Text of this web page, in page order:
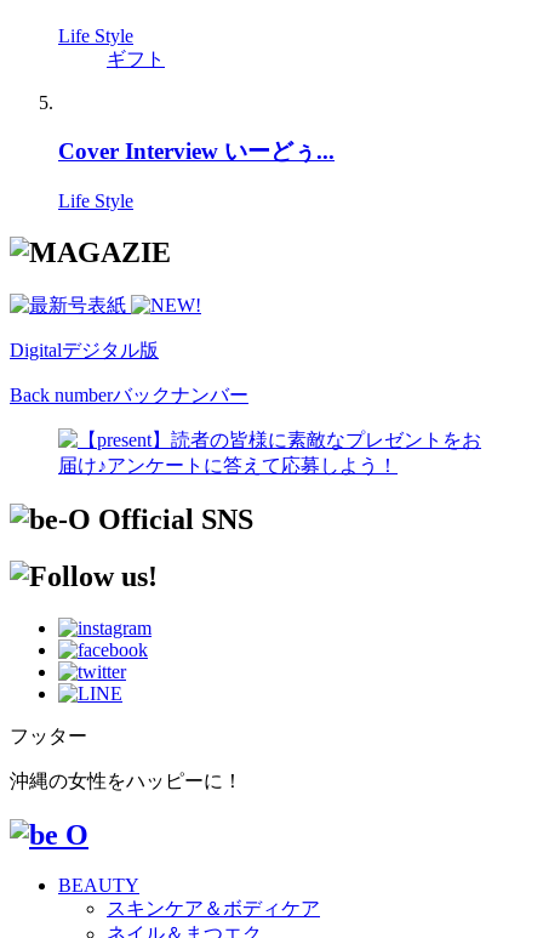
Life Style
ギフト
Cover Interview いーどぅ...
Life Style
Digitalデジタル版
Back numberバックナンバー
フッター
沖縄の女性をハッピーに！
BEAUTY
スキンケア＆ボディケア